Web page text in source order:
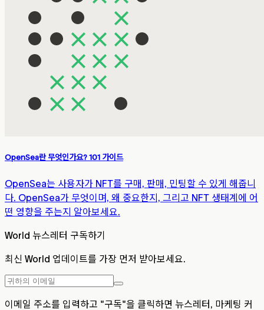
OpenSea란 무엇인가요? 101 가이드
OpenSea는 사용자가 NFT를 구매, 판매, 민팅할 수 있게 해줍니
다. OpenSea가 무엇이며, 왜 중요한지, 그리고 NFT 생태계에 어
떤 영향을 주는지 알아보세요.
World 뉴스레터 구독하기
최신 World 업데이트를 가장 먼저 받아보세요.
이메일 주소를 입력하고 "구독"을 클릭하면 뉴스레터, 마케팅 커